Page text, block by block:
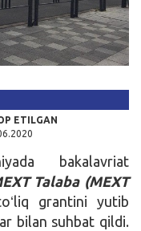
ETILGAN
bakalavriat
Talaba (MEXT
grantini yutib
bilan suhbat qildi.